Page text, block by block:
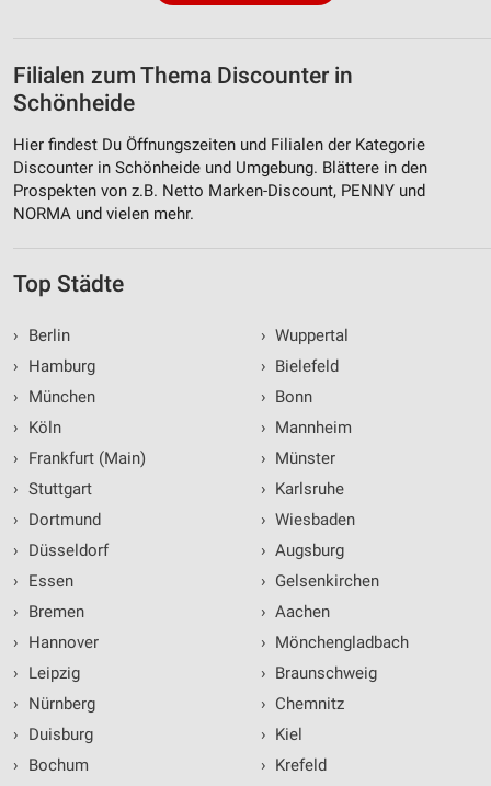
Filialen zum Thema Discounter in
Schönheide
Hier findest Du Öffnungszeiten und Filialen der Kategorie
Discounter in Schönheide und Umgebung. Blättere in den
Prospekten von z.B. Netto Marken-Discount, PENNY und
NORMA und vielen mehr.
Top Städte
›
Berlin
›
Hamburg
›
München
›
Köln
›
Frankfurt (Main)
› Stuttgart
›
Dortmund
›
Düsseldorf
›
Essen
›
Bremen
›
Hannover
›
Leipzig
›
Nürnberg
›
Duisburg
›
Bochum
› Wuppertal
› Bielefeld
› Bonn
› Mannheim
› Münster
› Karlsruhe
› Wiesbaden
› Augsburg
› Gelsenkirchen
› Aachen
› Mönchengladbach
› Braunschweig
› Chemnitz
› Kiel
› Krefeld